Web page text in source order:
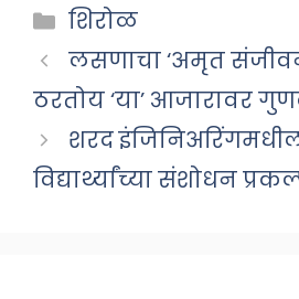
Categories
शिरोळ
लसणाचा ‘अमृत
ठरतोय ‘या’ आजारावर
शरद
विद्यार्थ्यांच्या संशोधन